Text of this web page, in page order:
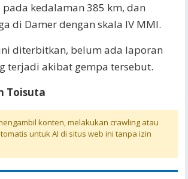
kedalaman 385 km, dan
di Damer dengan skala IV MMI.
diterbitkan, belum ada laporan
terjadi akibat gempa tersebut.
Toisuta
konten, melakukan crawling atau
untuk AI di situs web ini tanpa izin